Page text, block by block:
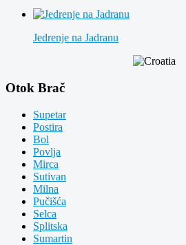
Jedrenje na Jadranu
Otok Brač
Supetar
Postira
Bol
Povlja
Mirca
Sutivan
Milna
Pučišća
Selca
Splitska
Sumartin